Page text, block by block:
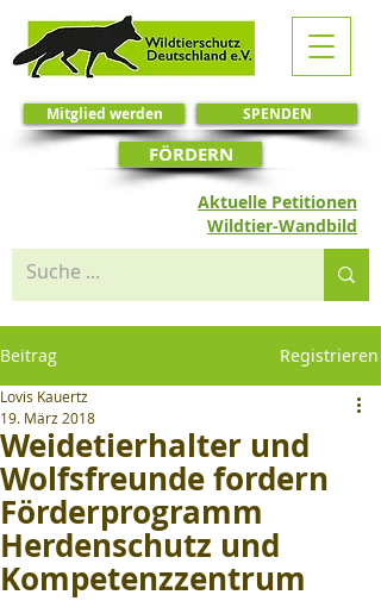
SPENDEN
Mitglied werden
Aktuelle Petitionen
FÖRDERN
Wildtier-Wandbild
Beitrag Registrieren
Weidetierhalter und
Wolfsfreunde fordern
Förderprogramm
Herdenschutz und
Kompetenzzentrum
Lovis Kauertz
19. März 2018